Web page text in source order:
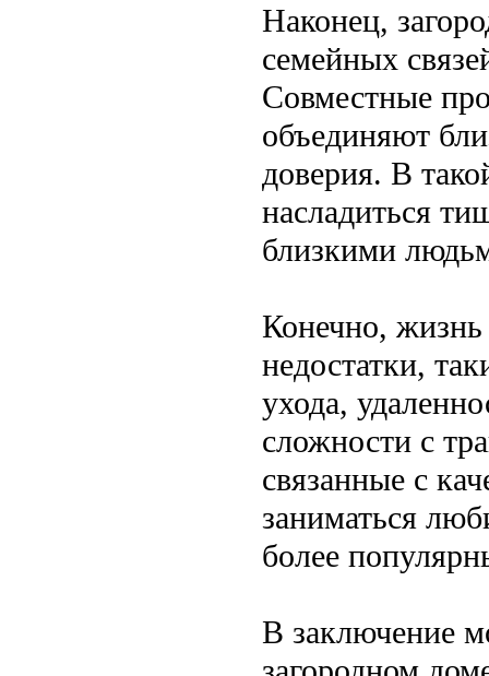
Наконец,
семейных
Совместные
объединяют
доверия. В
насладиться
близкими
Конечно, жизнь
недостатки,
ухода,
сложности с
связанные с
заниматься
более
В заключение